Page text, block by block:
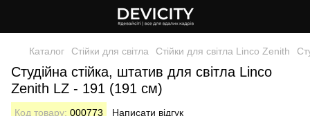
Каталог Стійки для світла Стійки для світла Linco Zenith
Студійна стійка, штатив для світла Linсo
Zenith LZ - 191 (191 см)
Код товару: 000773 Написати відгук